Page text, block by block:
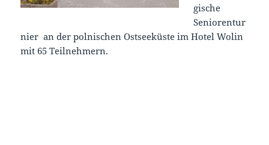
gische
Seniorentur
nier an der polnischen Ostseeküste im Hotel Wolin
mit 65 Teilnehmern.